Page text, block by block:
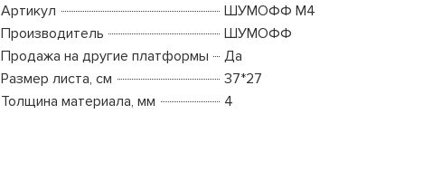
Артикул
ШУМОФФ М4
Производитель
ШУМОФФ
Продажа на другие платформы
Да
Размер листа, см
37*27
Толщина материала, мм
4